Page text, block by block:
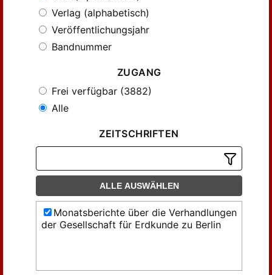
Verlag (alphabetisch)
Veröffentlichungsjahr
Bandnummer
ZUGANG
Frei verfügbar (3882)
Alle
ZEITSCHRIFTEN
ALLE AUSWÄHLEN
Monatsberichte über die Verhandlungen
der Gesellschaft für Erdkunde zu Berlin